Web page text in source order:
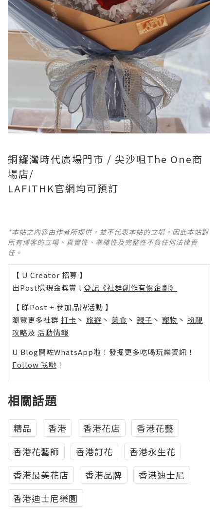
銅鑼灣時代廣場門市 / 尖沙咀The One商
場店/
LAFITHK官網均可預訂
*本站之內容由作者所提供，並不代表本站的立場。因此本站對
所有博客的立場、真實性、準確性及完整性不負任何法律責
任。
【 U Creator 招募 】
出Post賺現金獎賞 l 登記《社群創作有價企劃》
【 睇Post + 參加品牌活動 】
瀏覽更多社群 打卡 丶 旅遊 丶 美食 丶 親子 丶 寵物 丶 扮靚
攻略及 活動情報
U Blog開咗WhatsApp啦！發掘更多吃喝玩樂資訊！
Follow 我哋 ！
相關話題
精品 香港 香港花店
香港花藝
香港花藝師
香港訂花
香港永生花
香港最美花店
香港品牌
香港迪士尼
香港迪士尼樂園